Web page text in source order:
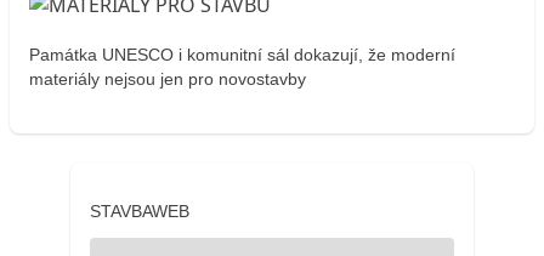
Památka UNESCO i komunitní sál dokazují, že moderní
materiály nejsou jen pro novostavby
STAVBAWEB